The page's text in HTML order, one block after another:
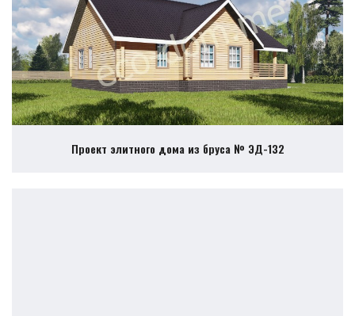
Проект элитного дома из бруса № ЭД-132